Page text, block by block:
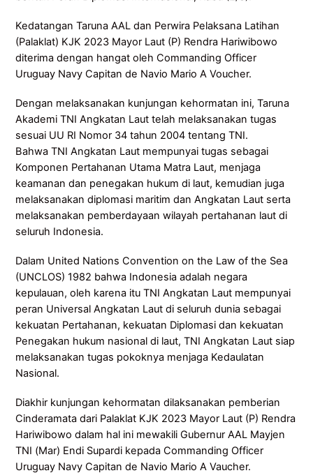
Kedatangan Taruna AAL dan Perwira Pelaksana Latihan
(Palaklat) KJK 2023 Mayor Laut (P) Rendra Hariwibowo
diterima dengan hangat oleh Commanding Officer
Uruguay Navy Capitan de Navio Mario A Voucher.
Dengan melaksanakan kunjungan kehormatan ini, Taruna
Akademi TNI Angkatan Laut telah melaksanakan tugas
sesuai UU RI Nomor 34 tahun 2004 tentang TNI.
Bahwa TNI Angkatan Laut mempunyai tugas sebagai
Komponen Pertahanan Utama Matra Laut, menjaga
keamanan dan penegakan hukum di laut, kemudian juga
melaksanakan diplomasi maritim dan Angkatan Laut serta
melaksanakan pemberdayaan wilayah pertahanan laut di
seluruh Indonesia.
Dalam United Nations Convention on the Law of the Sea
(UNCLOS) 1982 bahwa Indonesia adalah negara
kepulauan, oleh karena itu TNI Angkatan Laut mempunyai
peran Universal Angkatan Laut di seluruh dunia sebagai
kekuatan Pertahanan, kekuatan Diplomasi dan kekuatan
Penegakan hukum nasional di laut, TNI Angkatan Laut siap
melaksanakan tugas pokoknya menjaga Kedaulatan
Nasional.
Diakhir kunjungan kehormatan dilaksanakan pemberian
Cinderamata dari Palaklat KJK 2023 Mayor Laut (P) Rendra
Hariwibowo dalam hal ini mewakili Gubernur AAL Mayjen
TNI (Mar) Endi Supardi kepada Commanding Officer
Uruguay Navy Capitan de Navio Mario A Vaucher.